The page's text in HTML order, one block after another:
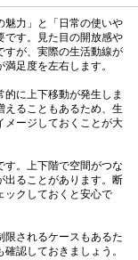
魅力」と「日常の使いや
です。見た目の開放感や
すが、実際の生活動線が
足度を左右します。
に上下移動が発生しま
えることもあるため、生
メージしておくことが大
す。上下階で空間がつな
出ることがあります。断
ックしておくと安心で
限されるケースもあるた
認しておきましょう。